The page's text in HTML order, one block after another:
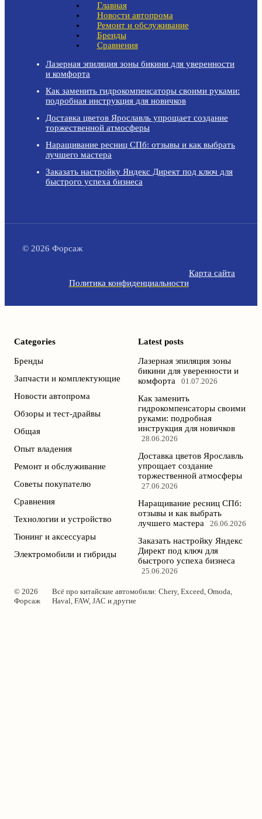
Главная
Новости автопрома
Ремонт и обслуживание
Бренды
Сравнения
Лазерная эпиляция зоны бикини для уверенности
и комфорта
Как заменить гидрокомпенсаторы своими руками:
подробная инструкция для новичков
Доставка цветов Ярославль упрощает создание
торжественной атмосферы
Наращивание ресниц СПб: отзывы и как выбрать
лучшего мастера
Заказать настройку Яндекс Директ под ключ для
быстрого успеха бизнеса
© 2026 Форсаж
Карта сайта
Политика конфиденциальности
Categories
Бренды
Запчасти и комплектующие
Новости автопрома
Обзоры и тест-драйвы
Общая
Опыт владения
Ремонт и обслуживание
Советы покупателю
Сравнения
Технологии и устройство
Тюнинг и аксессуары
Электромобили и гибриды
Latest posts
Лазерная эпиляция зоны
бикини для уверенности и
комфорта
01.07.2026
Как заменить
гидрокомпенсаторы своими
руками: подробная
инструкция для новичков
28.06.2026
Доставка цветов Ярославль
упрощает создание
торжественной атмосферы
27.06.2026
Наращивание ресниц СПб:
отзывы и как выбрать
лучшего мастера
26.06.2026
Заказать настройку Яндекс
Директ под ключ для
быстрого успеха бизнеса
25.06.2026
© 2026
Форсаж
Всё про китайские автомобили: Chery, Exceed, Omoda,
Haval, FAW, JAC и другие